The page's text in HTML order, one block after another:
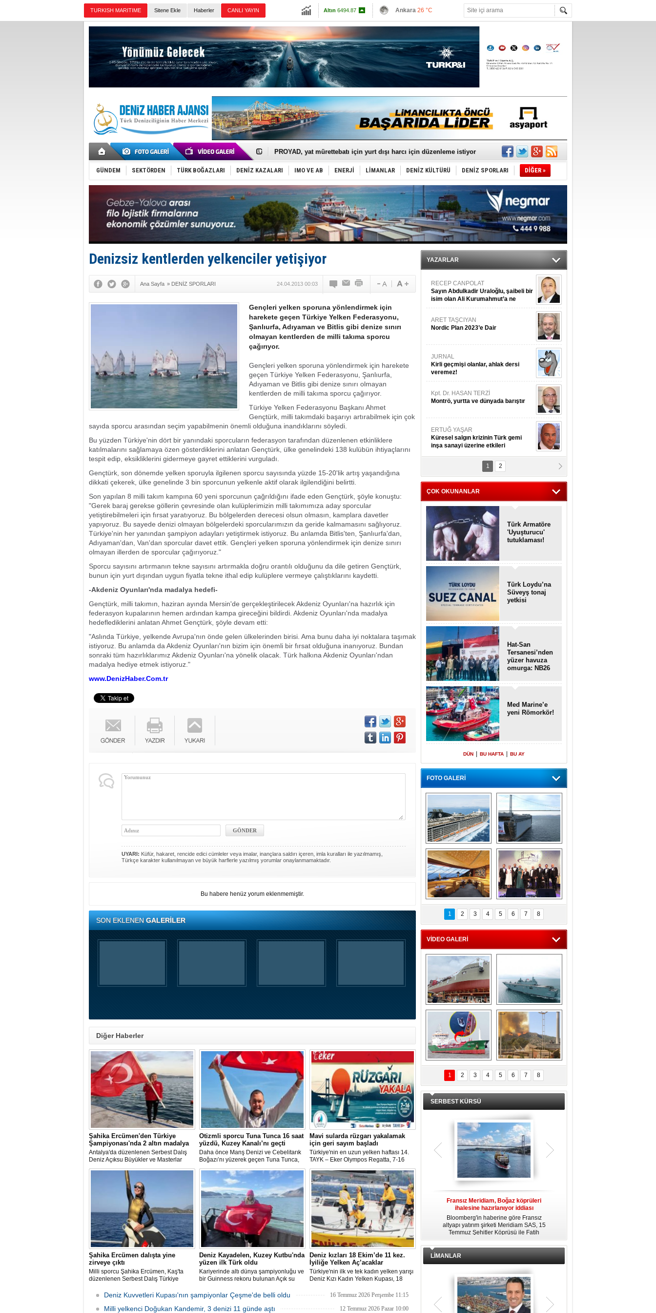
TURKISH MARITIME Sitene Ekle Haberler CANLI YAYIN
Altın 6494.87
Euro54.9373
Ankara 26 °C
Antalya27 °C
Muğla 26 °C
Çanakkale 27 °C
İTU AUV, Dünya’da 2. oldu!
LNG taşımacılığında maliyetler katlandı
Türkiye-Irak enerji hattında yeni dönem başlıyor
Türk Armatöre 'Uyuşturucu' tutuklaması!
Deniz turizminde yeni ‘Ceza Rejimi’!
DÖDER, 28. Dönem Yönetim Kurulu Başkanını seçti!
Fairline, Türkiye’de ‘SoleMarin’i seçti
Baltık Denizi'nde tarih yazıldı!
Runit kubbesi okyanusun derinliklerinde halkı tehdit ediyor
Limana dadandılar, 10 tekneyi soydular!
Türk Loydu’na Süveyş tonaj yetkisi
Hüseyin Mengi: “Yapay Zekâ, Ustanın yerini alamaz”
Hat-San Tersanesi’nden yüzer havuza omurga: NB26
GÜNDEM SEKTÖRDEN TÜRK BOĞAZLARI DENİZ KAZALARI IMO VE AB ENERJİ LİMANLAR DENİZ KÜLTÜRÜ DENİZ SPORLARI DİĞER »
Denizsiz kentlerden yelkenciler yetişiyor
Ana Sayfa » DENİZ SPORLARI 24.04.2013 00:03
Gençleri yelken sporuna yönlendirmek için
harekete geçen Türkiye Yelken Federasyonu,
Şanlıurfa, Adıyaman ve Bitlis gibi denize sınırı
olmayan kentlerden de milli takıma sporcu
çağırıyor.
Gençleri yelken sporuna yönlendirmek için harekete
geçen Türkiye Yelken Federasyonu, Şanlıurfa,
Adıyaman ve Bitlis gibi denize sınırı olmayan
kentlerden de milli takıma sporcu çağırıyor.
Türkiye Yelken Federasyonu Başkanı Ahmet
Gençtürk, milli takımdaki başarıyı artırabilmek için çok
sayıda sporcu arasından seçim yapabilmenin önemli olduğuna inandıklarını söyledi.
Bu yüzden Türkiye'nin dört bir yanındaki sporcuların federasyon tarafından düzenlenen etkinliklere
katılmalarını sağlamaya özen gösterdiklerini anlatan Gençtürk, ülke genelindeki 138 kulübün ihtiyaçlarını
tespit edip, eksikliklerini gidermeye gayret ettiklerini vurguladı.
Gençtürk, son dönemde yelken sporuyla ilgilenen sporcu sayısında yüzde 15-20'lik artış yaşandığına
dikkati çekerek, ülke genelinde 3 bin sporcunun yelkenle aktif olarak ilgilendiğini belirtti.
Son yapılan 8 milli takım kampına 60 yeni sporcunun çağrıldığını ifade eden Gençtürk, şöyle konuştu:
"Gerek baraj gerekse göllerin çevresinde olan kulüplerimizin milli takımımıza aday sporcular
yetiştirebilmeleri için fırsat yaratıyoruz. Bu bölgelerden derecesi olsun olmasın, kamplara davetler
yapıyoruz. Bu sayede denizi olmayan bölgelerdeki sporcularımızın da geride kalmamasını sağlıyoruz.
Türkiye'nin her yanından şampiyon adayları yetiştirmek istiyoruz. Bu anlamda Bitlis'ten, Şanlıurfa'dan,
Adıyaman'dan, Van'dan sporcular davet ettik. Gençleri yelken sporuna yönlendirmek için denize sınırı
olmayan illerden de sporcular çağırıyoruz."
Sporcu sayısını artırmanın tekne sayısını artırmakla doğru orantılı olduğunu da dile getiren Gençtürk,
bunun için yurt dışından uygun fiyatla tekne ithal edip kulüplere vermeye çalıştıklarını kaydetti.
-Akdeniz Oyunları'nda madalya hedefi-
Gençtürk, milli takımın, haziran ayında Mersin'de gerçekleştirilecek Akdeniz Oyunları'na hazırlık için
federasyon kupalarının hemen ardından kampa gireceğini bildirdi. Akdeniz Oyunları'nda madalya
hedeflediklerini anlatan Ahmet Gençtürk, şöyle devam etti:
"Aslında Türkiye, yelkende Avrupa'nın önde gelen ülkelerinden birisi. Ama bunu daha iyi noktalara taşımak
istiyoruz. Bu anlamda da Akdeniz Oyunları'nın bizim için önemli bir fırsat olduğuna inanıyoruz. Bundan
sonraki tüm hazırlıklarımız Akdeniz Oyunları'na yönelik olacak. Türk halkına Akdeniz Oyunları'ndan
madalya hediye etmek istiyoruz."
www.DenizHaber.Com.tr
UYARI: Küfür, hakaret, rencide edici cümleler veya imalar, inançlara saldırı içeren, imla kuralları ile yazılmamış,
Türkçe karakter kullanılmayan ve büyük harflerle yazılmış yorumlar onaylanmamaktadır.
Bu habere henüz yorum eklenmemiştir.
SON EKLENENGALERİLER
Diğer Haberler
Şahika Ercümen'den Türkiye
Şampiyonası'nda 2 altın madalya
Antalya'da düzenlenen Serbest Dalış
Deniz Açıksu Büyükler ve Masterlar
Bireysel Türkiye Şampiyonası'nda milli
sporcu ve serbest dalış dünya
rekortmeni Şahika Ercümen, 2 altın
madalya kazandı.
Otizmli sporcu Tuna Tunca 16 saat
yüzdü, Kuzey Kanalı’nı geçti
Daha önce Manş Denizi ve Cebelitarık
Boğazı’nı yüzerek geçen Tuna Tunca,
bu müthiş başarılarına bir yenisini daha
ekledi. Tuna Tunca bu kez 16 saat
yüzerek Kuzey Kanalı’nı geçti.
Mavi sularda rüzgarı yakalamak
için geri sayım başladı
Türkiye'nin en uzun yelken haftası 14.
TAYK – Eker Olympos Regatta, 7-16
Ağustos 2026 tarihleri arasında mavi
sulara yelken açıyor.
Şahika Ercümen dalışta yine
zirveye çıktı
Milli sporcu Şahika Ercümen, Kaş'ta
düzenlenen Serbest Dalış Türkiye
kategorisinde 68 metre dalış yaparak
Deniz Kayadelen, Kuzey Kutbu'nda
yüzen ilk Türk oldu
Kariyerinde altı dünya şampiyonluğu ve
bir Guinness rekoru bulunan Açık su
sıcaklıktaki Arktik sularda 1200 metre
yüzerek Kuzey Kutbu'nda yüzen ilk Türk
oldu.
Deniz kızları 18 Ekim’de 11 kez.
İyiliğe Yelken Aç’acaklar
Türkiye'nin ilk ve tek kadın yelken yarışı
Deniz Kızı Kadın Yelken Kupası, 18
düzenlenecek.
Deniz Kuvvetleri Kupası'nın şampiyonlar Çeşme'de belli oldu 16 Temmuz 2026 Perşembe 11:15
Milli yelkenci Doğukan Kandemir, 3 denizi 11 günde aştı 12 Temmuz 2026 Pazar 10:00
YAZARLAR
RECEP CANPOLAT
Sayın Abdulkadir Uraloğlu, şaibeli bir
isim olan Ali Kurumahmut’a ne
danışıyorsunuz?
ARET TAŞCIYAN
Nordic Plan 2023’e Dair
JURNAL
Kirli geçmişi olanlar, ahlak dersi
veremez!
Kpt. Dr. HASAN TERZİ
Montrö, yurtta ve dünyada barıştır
ERTUĞ YAŞAR
Küresel salgın krizinin Türk gemi
inşa sanayi üzerine etkileri
Kpt. MESUT AZMİ GÖKSOY
ithafen...
1 2
ÇOK OKUNANLAR
Türk Armatöre
'Uyuşturucu'
tutuklaması!
Türk Loydu’na
Süveyş tonaj
yetkisi
Hat-San
Tersanesi’nden
yüzer havuza
omurga: NB26
Med Marine’e
yeni Römorkör!
DÜN BU HAFTA BU AY
FOTO GALERİ
“Gemi içinde gemi”
konsepti ile MSC
Splendida
Dünyada tek!
Denizaltı yüzer
havuzu intikal
seyrine başladı
MSC'den 55 milyon
euroluk turizm geliri
müjdesi
5. Bosphorus Ship
Brokers Dinner,
İstanbul’da yapıldı
1 2 3 4 5 6 7 8
VİDEO GALERİ
Çeksan Tersanesi,
Başaran Bayrak
tankerini suya
indirdi
TCG Anadolu,
tersane teknik
seyrini tamamladı
Göçmenlerin
imdadına Türk
sahipli MINA DENIZ
yetişti
Milas’taki yangın
yeniden termik
santrallere doğru
ilerliyor
1 2 3 4 5 6 7 8
SERBEST KÜRSÜ
Fransız Meridiam, Boğaz köprüleri
ihalesine hazırlanıyor iddiası
Bloomberg'in haberine göre Fransız
altyapı yatırım şirketi Meridiam SAS, 15
Temmuz Şehitler Köprüsü ile Fatih
Sultan Mehmet Köprüsü'nün
özelleştirilmesine yönelik ihaleyle
zamanda kendi yat limanı, helikopter
pisti ve seçkin villaları da içeren koca
LİMANLAR